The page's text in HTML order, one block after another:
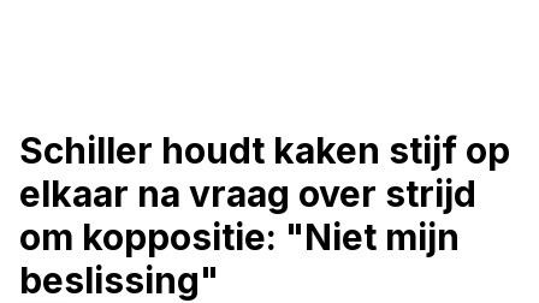
Schiller houdt kaken stijf op
elkaar na vraag over strijd
om koppositie: "Niet mijn
beslissing"